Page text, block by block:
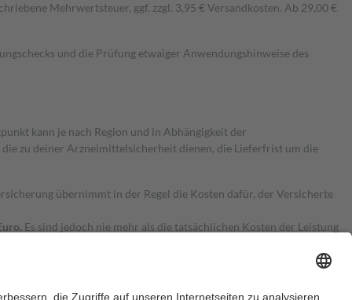
Mehrwertsteuer, ggf. zzgl. 3,95 € Versandkosten. Ab 29,00 €
und die Prüfung etwaiger Anwendungshinweise des
kann je nach Region und in Abhängigkeit der
zu deiner Arzneimittelsicherheit dienen, die Lieferfrist um die
übernimmt in der Regel die Kosten dafür, der Versicherte
Es sind jedoch nie mehr als die tatsächlichen Kosten der Leistung
Zuzahlungen an bei: